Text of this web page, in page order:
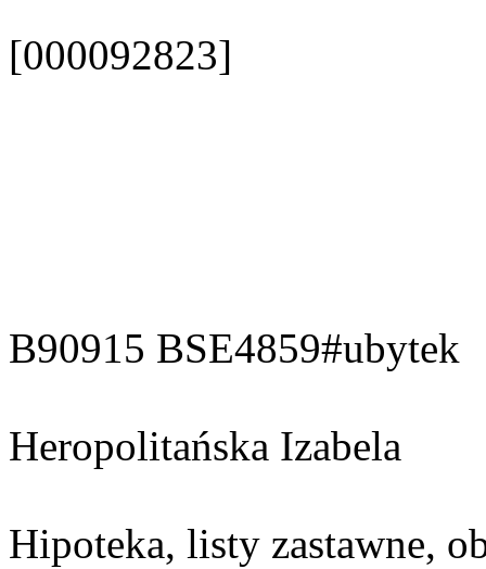
[000092823]
B90915 BSE4859#ubytek
Heropolitańska Izabela
Hipoteka, listy zastawne,